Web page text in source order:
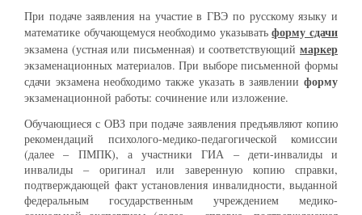
При подаче заявления на участие в ГВЭ по русскому языку и
математике обучающемуся необходимо указыватьформу сдачи
экзамена (устная или письменная) и соответствующий маркер
экзаменационных материалов. При выборе письменной формы
сдачи экзамена необходимо также указать в заявлении форму
экзаменационной работы: сочинение или изложение.
Обучающиеся с ОВЗ при подаче заявления предъявляют копию
рекомендаций психолого-медико-педагогической комиссии
(далее – ПМПК), а участники ГИА – дети-инвалиды и
инвалиды – оригинал или заверенную копию справки,
подтверждающей факт установления инвалидности, выданной
федеральным государственным учреждением медико-